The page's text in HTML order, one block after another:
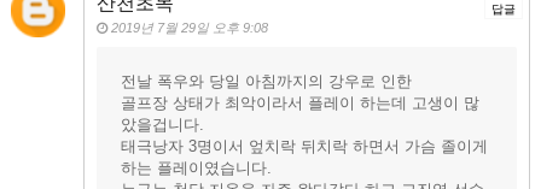
2019년 7월 29일 오후 9:08
전날 폭우와 당일 아침까지의 강우로 인한
골프장 상태가 최악이라서 플레이 하는데 고생이 많
았을겁니다.
태극낭자 3명이서 엎치락 뒤치락 하면서 가슴 졸이게
하는 플레이였습니다.
답글